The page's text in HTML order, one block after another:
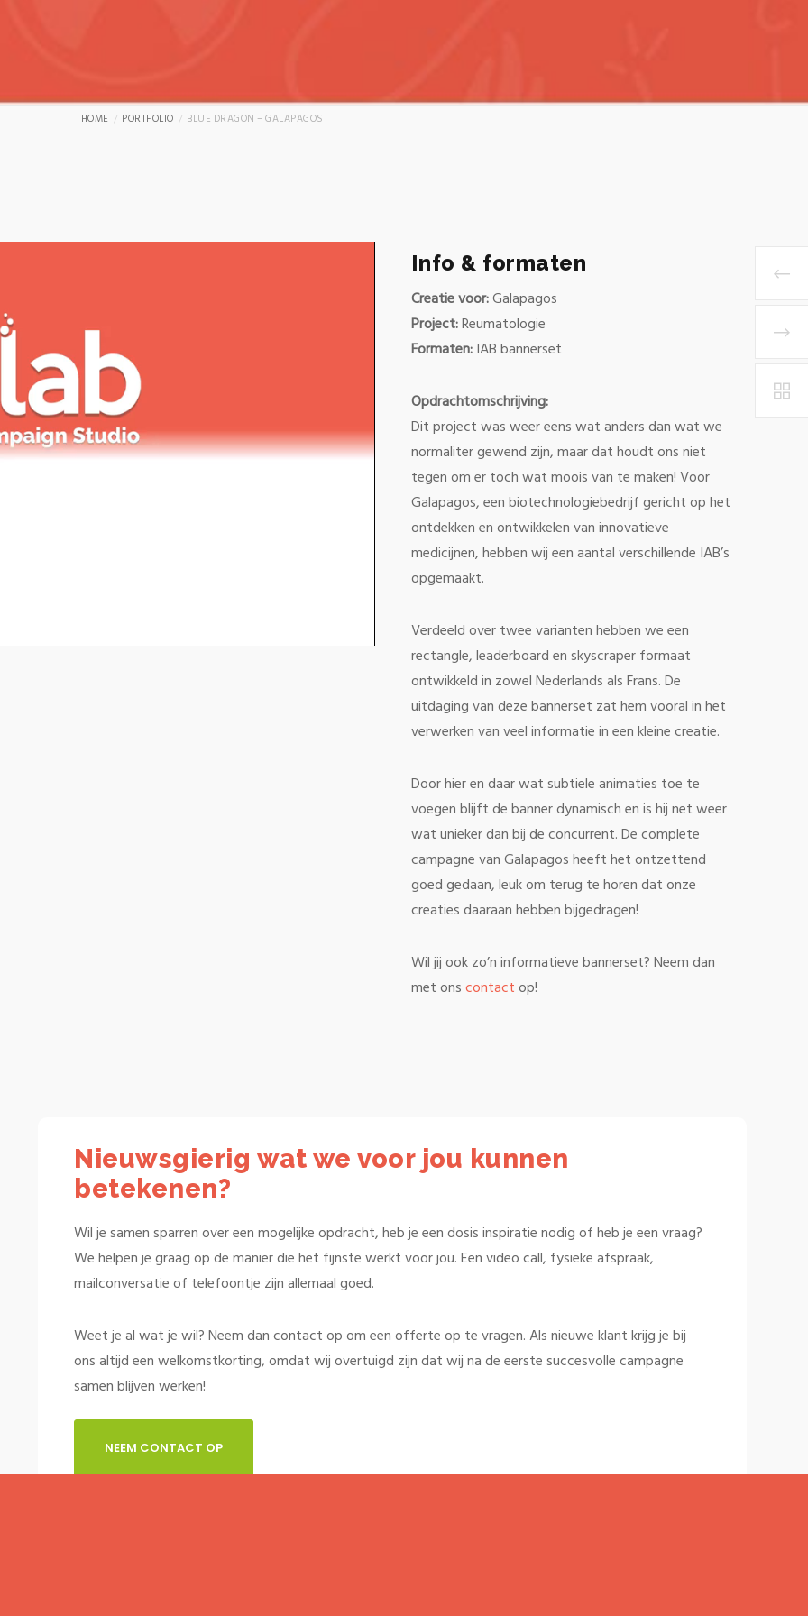
HOME PORTFOLIO BLUE DRAGON – GALAPAGOS
Info & formaten
Creatie voor:Galapagos
Project:Reumatologie
Formaten:IAB bannerset
Opdrachtomschrijving:
Dit project was weer eens wat anders dan wat we
normaliter gewend zijn, maar dat houdt ons niet
tegen om er toch wat moois van te maken! Voor
Galapagos, een biotechnologiebedrijf gericht op het
ontdekken en ontwikkelen van innovatieve
medicijnen, hebben wij een aantal verschillende IAB’s
opgemaakt.
Verdeeld over twee varianten hebben we een
rectangle, leaderboard en skyscraper formaat
ontwikkeld in zowel Nederlands als Frans. De
uitdaging van deze bannerset zat hem vooral in het
verwerken van veel informatie in een kleine creatie.
Door hier en daar wat subtiele animaties toe te
voegen blijft de banner dynamisch en is hij net weer
wat unieker dan bij de concurrent. De complete
campagne van Galapagos heeft het ontzettend
goed gedaan, leuk om terug te horen dat onze
creaties daaraan hebben bijgedragen!
Wil jij ook zo’n informatieve bannerset? Neem dan
met onscontactop!
Nieuwsgierig wat we voor jou kunnen
betekenen?
Wil je samen sparren over een mogelijke opdracht, heb je een dosis inspiratie nodig of heb je een vraag?
We helpen je graag op de manier die het fijnste werkt voor jou. Een video call, fysieke afspraak,
mailconversatie of telefoontje zijn allemaal goed.
Weet je al wat je wil? Neem dan contact op om een offerte op te vragen. Als nieuwe klant krijg je bij
ons altijd een welkomstkorting, omdat wij overtuigd zijn dat wij na de eerste succesvolle campagne
samen blijven werken!
NEEM CONTACT OP